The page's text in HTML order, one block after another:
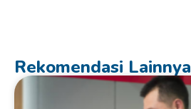
Rekomendasi Lainnya